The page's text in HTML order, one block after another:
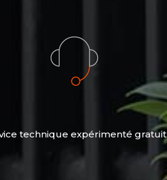
technique expérimenté gratuit